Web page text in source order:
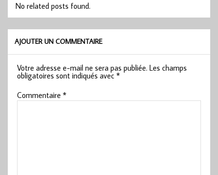
No related posts found.
AJOUTER UN COMMENTAIRE
Votre adresse e-mail ne sera pas publiée. Les champs
obligatoires sont indiqués avec*
Commentaire*